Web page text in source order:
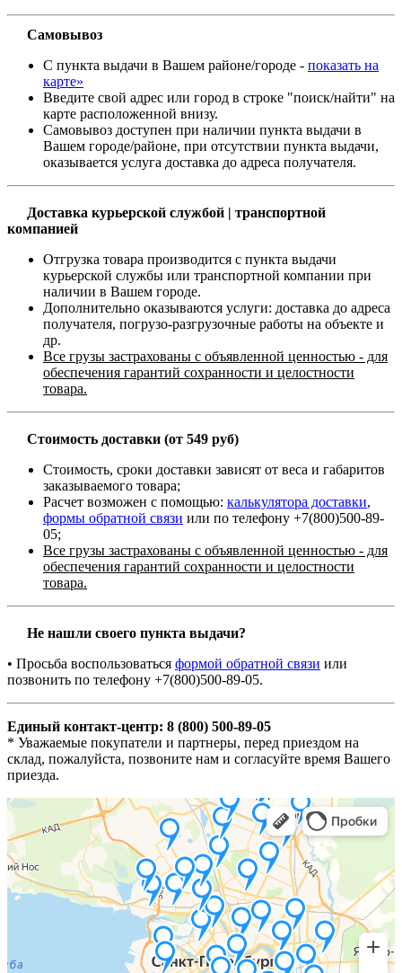
Самовывоз
С пункта выдачи в Вашем районе/городе - показать на
карте»
Введите свой адрес или город в строке "поиск/найти" на
карте расположенной внизу.
Самовывоз доступен при наличии пункта выдачи в
Вашем городе/районе, при отсутствии пункта выдачи,
оказывается услуга доставка до адреса получателя.
Доставка курьерской службой | транспортной
компанией
Отгрузка товара производится с пункта выдачи
курьерской службы или транспортной компании при
наличии в Вашем городе.
Дополнительно оказываются услуги: доставка до адреса
получателя, погрузо-разгрузочные работы на объекте и
др.
Все грузы застрахованы с объявленной ценностью - для
обеспечения гарантий сохранности и целостности
товара.
Стоимость доставки (от 549 руб)
Стоимость, сроки доставки зависят от веса и габаритов
заказываемого товара;
Расчет возможен с помощью: калькулятора доставки,
формы обратной связи или по телефону +7(800)500-89-
05;
Все грузы застрахованы с объявленной ценностью - для
обеспечения гарантий сохранности и целостности
товара.
Не нашли своего пункта выдачи?
• Просьба воспользоваться формой обратной связи или
позвонить по телефону +7(800)500-89-05.
Единый контакт-центр: 8 (800) 500-89-05
* Уважаемые покупатели и партнеры, перед приездом на
склад, пожалуйста, позвоните нам и согласуйте время Вашего
приезда.